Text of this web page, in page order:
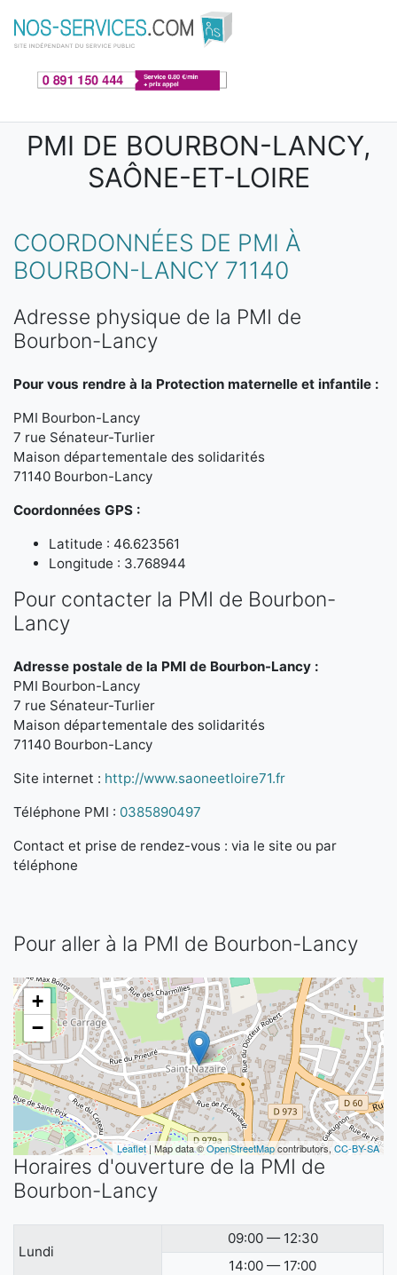
Aller au contenu principal
PMI DE BOURBON-LANCY,
SAÔNE-ET-LOIRE
COORDONNÉES DE PMI À
BOURBON-LANCY 71140
Adresse physique de la PMI de
Bourbon-Lancy
Pour vous rendre à la Protection maternelle et infantile :
PMI Bourbon-Lancy
7 rue Sénateur-Turlier
Maison départementale des solidarités
71140 Bourbon-Lancy
Coordonnées GPS :
Latitude : 46.623561
Longitude : 3.768944
Pour contacter la PMI de Bourbon-
Lancy
Adresse postale de la PMI de Bourbon-Lancy :
PMI Bourbon-Lancy
7 rue Sénateur-Turlier
Maison départementale des solidarités
71140 Bourbon-Lancy
Site internet : http://www.saoneetloire71.fr
Téléphone PMI : 0385890497
Contact et prise de rendez-vous : via le site ou par
téléphone
Pour aller à la PMI de Bourbon-Lancy
+
−
Leaflet| Map data ©OpenStreetMapcontributors, CC-BY-SA
Horaires d'ouverture de la PMI de
Bourbon-Lancy
Lundi
09:00 — 12:30
14:00 — 17:00